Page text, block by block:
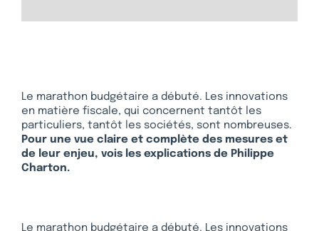
Le marathon budgétaire a débuté. Les innovations
en matière fiscale, qui concernent tantôt les
particuliers, tantôt les sociétés, sont nombreuses.
Pour une vue claire et complète des mesures et
de leur enjeu, vois les explications de Philippe
Charton.
Le marathon budgétaire a débuté. Les innovations